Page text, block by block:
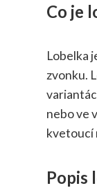
Co je
Lobelka
zvonku.
nebo ve
kvetoucí
Popis